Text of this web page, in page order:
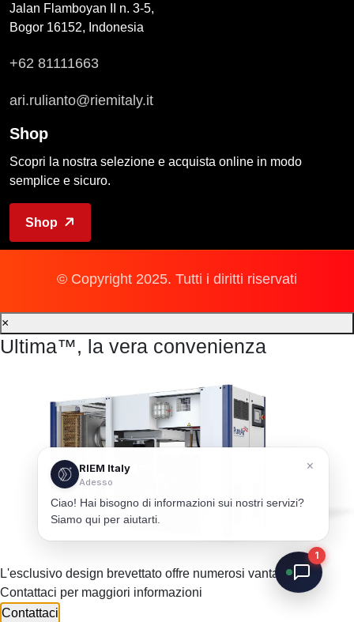
Jalan Flamboyan II n. 3-5,
Bogor 16152, Indonesia
+62 81111663
ari.rulianto@riemitaly.it
Shop
Scopri la nostra selezione e acquista online in modo
semplice e sicuro.
Shop
© Copyright 2025. Tutti i diritti riservati
1
×
RIEM Italy
Adesso
Ciao! Hai bisogno di informazioni sui nostri servizi?
Siamo qui per aiutarti.
×
Ultima™, la vera convenienza
L'esclusivo design brevettato offre numerosi vantaggi.
Contattaci per maggiori informazioni
Contattaci